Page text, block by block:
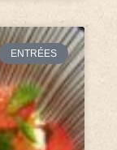
ENTRÉES